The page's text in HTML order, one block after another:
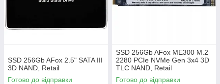
SSD 256Gb AFox 2.5" SATA III
3D NAND, Retail
Готово до відправки
SSD 256Gb AFox ME300 M.2
2280 PCIe NVMe Gen 3x4 3D
TLC NAND, Retail
Готово до відправки